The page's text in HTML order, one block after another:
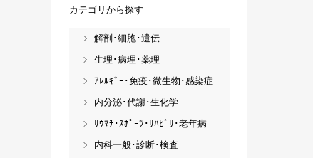
カテゴリから探す
解剖･細胞･遺伝
生理･病理･薬理
ｱﾚﾙｷﾞｰ･免疫･微生物･感染症
内分泌･代謝･生化学
ﾘｳﾏﾁ･ｽﾎﾟｰﾂ･ﾘﾊﾋﾞﾘ･老年病
内科一般･診断･検査